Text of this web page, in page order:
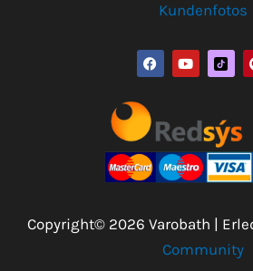
Kundenfotos
F
a
c
b
o
k
Y
o
u
b
e
Copyright© 2026 Varobath |
Community